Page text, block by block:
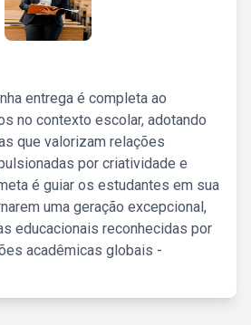
entrega é completa ao
no contexto escolar, adotando
que valorizam relações
por criatividade e
é guiar os estudantes em sua
uma geração excepcional,
educacionais reconhecidas por
acadêmicas globais -